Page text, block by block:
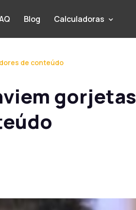
Blog Calculadoras
de conteúdo
gorjetas